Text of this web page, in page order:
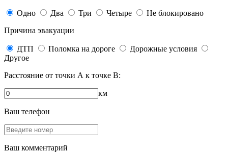
Одно Два Три Четыре
Не блокировано
Причина эвакуации
ДТП Поломка на дороге
Дорожные условия
Другое
Расстояние от точки А к точке В:
км
Ваш телефон
Ваш комментарий